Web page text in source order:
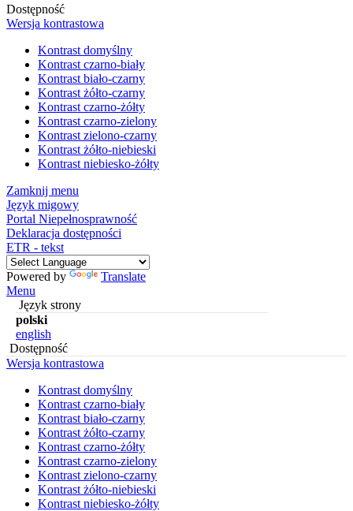
Dostępność
Wersja kontrastowa
Kontrast domyślny
Kontrast czarno-biały
Kontrast biało-czarny
Kontrast żółto-czarny
Kontrast czarno-żółty
Kontrast czarno-zielony
Kontrast zielono-czarny
Kontrast żółto-niebieski
Kontrast niebiesko-żółty
Zamknij menu
Język migowy
Portal Niepełnosprawność
Deklaracja dostępności
ETR - tekst
Powered by
Translate
Menu
Język strony
polski
english
Dostępność
Wersja kontrastowa
Kontrast domyślny
Kontrast czarno-biały
Kontrast biało-czarny
Kontrast żółto-czarny
Kontrast czarno-żółty
Kontrast czarno-zielony
Kontrast zielono-czarny
Kontrast żółto-niebieski
Kontrast niebiesko-żółty